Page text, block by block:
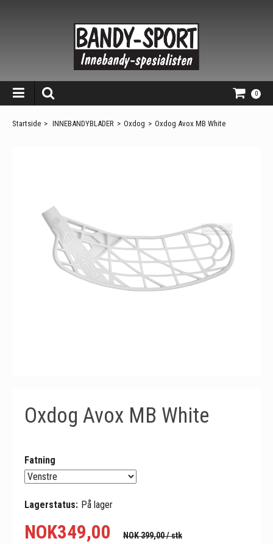
0
Startside > INNEBANDYBLADER > Oxdog > Oxdog Avox MB White
Oxdog Avox MB White
Fatning
Lagerstatus: På lager
NOK349,00 NOK 399,00/ stk